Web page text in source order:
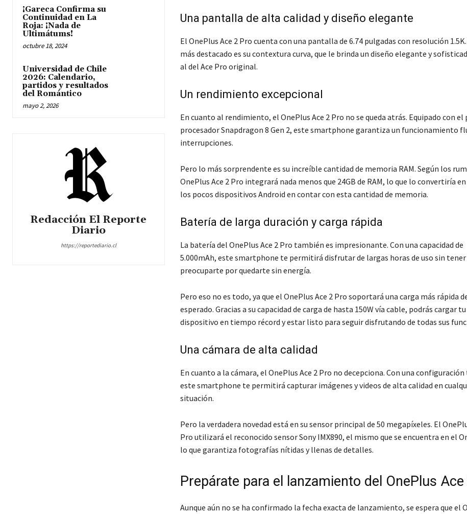
¡Gareca Confirma su
Continuidad en La
Roja: ¡Nada de
Ultimátums!
octubre 18, 2024
Universidad de Chile
2026: Calendario,
partidos y resultados
del Romántico
mayo 2, 2026
Redacción El Reporte
Diario
https://reportediario.cl
Una pantalla de alta calidad y diseño elegante
El OnePlus Ace 2 Pro cuenta con una pantalla de 6.74 pulgadas con resolución
más destacado es su contextura curva, que le brinda un diseño elegante y
al del Ace Pro original.
Un rendimiento excepcional
En cuanto al rendimiento, el OnePlus Ace 2 Pro no se queda atrás. Equipado con
procesador Snapdragon 8 Gen 2, este smartphone garantiza un funcionamiento
interrupciones.
Pero lo más sorprendente es su increíble cantidad de memoria RAM. Según los
OnePlus Ace 2 Pro integrará nada menos que 24GB de RAM, lo que lo convertiría
los pocos dispositivos Android en contar con esta cantidad de memoria.
Batería de larga duración y carga rápida
La batería del OnePlus Ace 2 Pro también es impresionante. Con una capacidad de
5.000mAh, este smartphone te permitirá disfrutar de largas horas de uso sin tener
preocuparte por quedarte sin energía.
Pero eso no es todo, ya que el OnePlus Ace 2 Pro soportará una carga más rápida
esperado. Gracias a su capacidad de carga de hasta 150W vía cable, podrás cargar tu
dispositivo en tiempo récord y estar listo para seguir disfrutando de todas sus
Una cámara de alta calidad
En cuanto a la cámara, el OnePlus Ace 2 Pro no decepciona. Con una
este smartphone te permitirá capturar imágenes y videos de alta calidad en
situación.
Pero la verdadera novedad está en su sensor principal de 50 megapíxeles. El
Pro utilizará el reconocido sensor Sony IMX890, el mismo que se encuentra en el
lo que garantiza fotografías nítidas y llenas de detalles.
Prepárate para el lanzamiento del OnePlus
Aunque aún no se ha confirmado la fecha exacta de lanzamiento, se espera que el